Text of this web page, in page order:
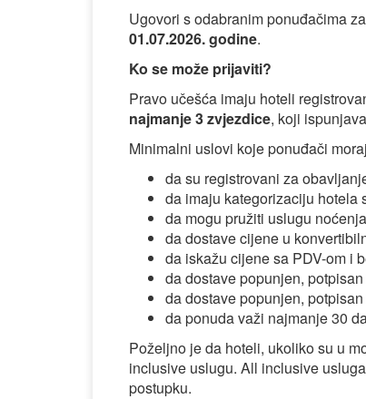
Ugovori s odabranim ponuđačima
01.07.2026. godine.
Ko se može prijaviti?
Pravo učešća imaju hoteli
najmanje 3 zvjezdice, koji
Minimalni uslovi koje ponuđači
da su registrovani za
da imaju kategorizaciju hotela
da mogu pružiti uslugu
da dostave cijene u
da iskažu cijene sa PDV-om i
da dostave popunjen,
da dostave popunjen,
da ponuda važi najmanje 30
Poželjno je da hoteli, ukoliko su u
inclusive uslugu. All inclusive
postupku.